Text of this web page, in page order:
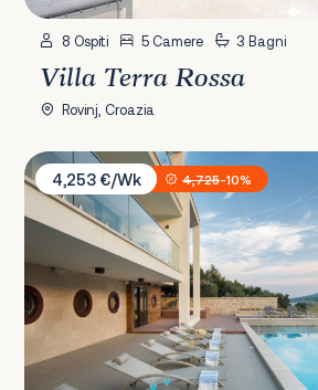
8 Ospiti 5 Camere 3 Bagni
Villa Terra Rossa
Rovinj, Croazia
Villa Vlastelini II
4,253 €/Wk
4,725-10%